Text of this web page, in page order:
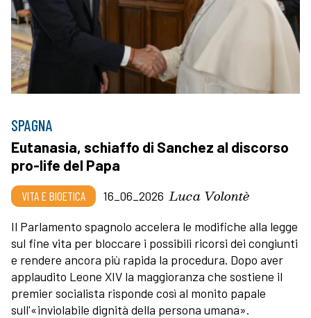
SPAGNA
Eutanasia, schiaffo di Sanchez al discorso
pro-life del Papa
VITA E BIOETICA 16_06_2026 Luca Volontè
Il Parlamento spagnolo accelera le modifiche alla legge
sul fine vita per bloccare i possibili ricorsi dei congiunti
e rendere ancora più rapida la procedura. Dopo aver
applaudito Leone XIV la maggioranza che sostiene il
premier socialista risponde così al monito papale
sull'«inviolabile dignità della persona umana».